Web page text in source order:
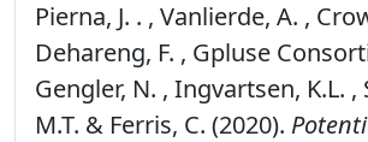
Pierna, J. . , Vanlierde, A. ,
Dehareng, F. , Gpluse
Gengler, N. , Ingvartsen, K.L. ,
M.T. & Ferris, C. (2020).